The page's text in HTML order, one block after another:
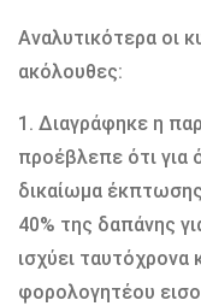
Αναλυτικότερα οι
ακόλουθες:
1. Διαγράφηκε η
προέβλεπε ότι για
δικαίωμα
40% της δαπάνης
ισχύει ταυτόχρονα
φορολογητέου